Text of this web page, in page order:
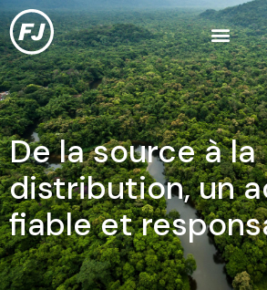
Aller
au
contenu
De la source à la
distribution, un
fiable et